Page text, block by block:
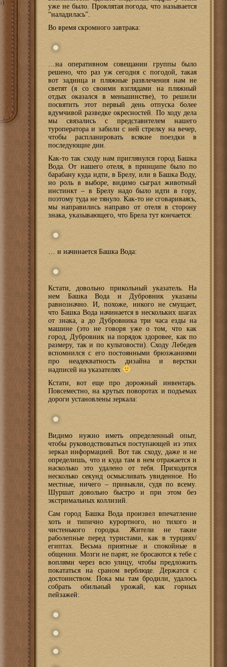
уже не было. Проклятая погода, что называется
“наладилась”.
Во время скромного завтрака:
…на оперативном совещании группы было
решено, что раз уж сегодня с погодой, такая
вот задница и пляжные развлечения нам не
светят (я со своими взглядами на пляжный
отдых оказался в меньшинстве), то решили
посвятить этот первый день отпуска более
вдумчивой разведке окресностей. По ходу дела
мы связались с представителем нашего
туроператора и забили с ней стрелку на вечер,
чтобы распланировать всякие поездки в
последующие дни.
Как-то так сходу нам приглянулся город Башка
Вода. От нашего отеля, в принципе было по
барабану куда идти, в Брелу, или в Башка Воду,
но роль в выборе, видимо сыграл животный
инстинкт – в Брелу надо было идти в гору,
поэтому туда не тянуло. Как-то не сговариваясь,
мы направились направо от отеля в сторону
знака, указывающего, что Брела тут кончается:
… и начинается Башка Вода:
Кстати, довольно прикольный указатель. На
нем Башка Вода и Дубровник указаны
равнозначно. И, похоже, никого не смущает,
что Башка Вода начинается в нескольких шагах
от знака, а до Дубровника три часа езды на
машине (это не говоря уже о том, что как
город, Дубровник на порядок здоровее, как по
размеру, так и по культовости). Сходу Лебедев
вспомнился с его постоянными брюзжаниями
про неадекватность дизайна и верстки
надписей на указателях
Кстати, вот еще про дорожный инвентарь.
Повсеместно, на крутых поворотах и подъемах
дороги установлены зеркала:
Видимо нужно иметь определенный опыт,
чтобы руководствоваться поступающей из этих
зеркал информацией. Вот так сходу, даже и не
определишь, что и куда там в нем отражается и
насколько это удалено от тебя. Приходится
несколько секунд осмысливать увиденное. Но
местные, ничего – привыкли, судя по всему.
Шуршат довольно быстро и при этом без
экстримальных коллизий.
Сам город Башка Вода произвел впечатление
хоть и типично курортного, но тихого и
чистенького городка. Жители не такие
раболепные перед туристами, как в турциях/
египтах. Весьма приятные и спокойные в
общении. Мозги не парят, не бросаются к тебе с
воплями через всю улицу, чтобы предложить
покататься на сраном верблюде. Держатся с
достоинством. Пока мы там бродили, удалось
собрать обильный урожай, как горных
пейзажей: